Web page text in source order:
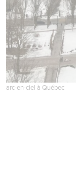
arc-en-ciel à Québec